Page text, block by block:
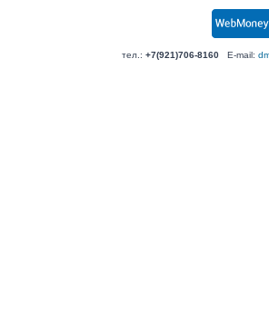
тел.: +7(921)706-8160E-mail: